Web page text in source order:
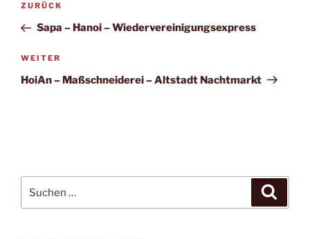
Vorheriger
Beitrag
ZURÜCK
Sapa – Hanoi – Wiedervereinigungsexpress
Nächster
Beitrag
WEITER
HoiAn – Maßschneiderei – Altstadt Nachtmarkt
nach: